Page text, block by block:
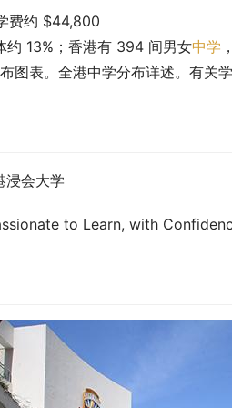
费约 $44,800
约 13%；香港有 394 间男女中学
图表。全港中学分布详述。有关
浸会大学
to Learn, with